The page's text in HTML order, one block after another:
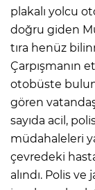
plakalı yolcu
doğru giden
tıra henüz
Çarpışmanın
otobüste
gören
sayıda acil,
müdahaleleri
çevredeki
alındı. Polis